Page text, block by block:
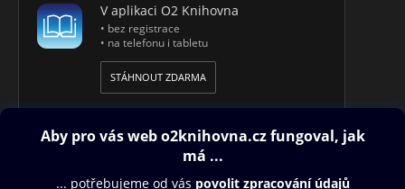
V aplikaci O2 Knihovna
• bez registrace
• na telefonu i tabletu
STÁHNOUT ZDARMA